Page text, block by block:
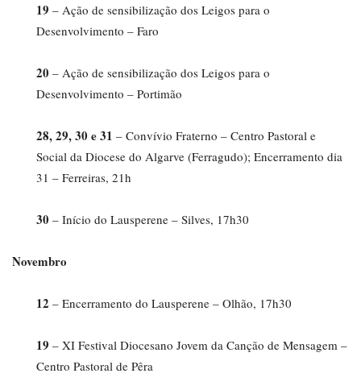
19 – Ação de sensibilização dos Leigos para o
Desenvolvimento – Faro
20 – Ação de sensibilização dos Leigos para o
Desenvolvimento – Portimão
28, 29, 30 e 31 – Convívio Fraterno – Centro Pastoral e
Social da Diocese do Algarve (Ferragudo); Encerramento dia
31 – Ferreiras, 21h
30 – Início do Lausperene – Silves, 17h30
Novembro
12 – Encerramento do Lausperene – Olhão, 17h30
19 – XI Festival Diocesano Jovem da Canção de Mensagem –
Centro Pastoral de Pêra